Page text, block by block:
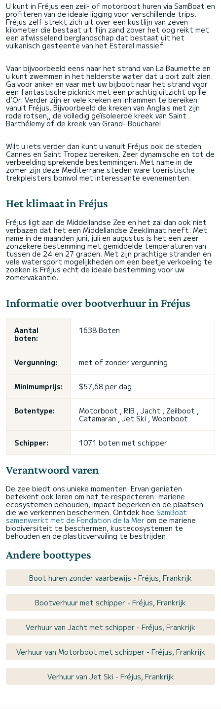
U kunt in Fréjus een zeil- of motorboot huren via SamBoat en
profiteren van de ideale ligging voor verschillende trips.
Fréjus zelf strekt zich uit over een kustlijn van zeven
kilometer die bestaat uit fijn zand zover het oog reikt met
een afwisselend berglandschap dat bestaat uit het
vulkanisch gesteente van het Esterel massief.
Vaar bijvoorbeeld eens naar het strand van La Baumette en
u kunt zwemmen in het helderste water dat u ooit zult zien.
Ga voor anker en vaar met uw bijboot naar het strand voor
een fantastische picknick met een prachtig uitzicht op Île
d’Or. Verder zijn er vele kreken en inhammen te bereiken
vanuit Fréjus. Bijvoorbeeld de kreken van Anglais met zijn
rode rotsen,, de volledig geïsoleerde kreek van Saint
Barthélemy of de kreek van Grand- Boucharel.
Wilt u iets verder dan kunt u vanuit Fréjus ook de steden
Cannes en Saint Tropez bereiken. Zeer dynamische en tot de
verbeelding sprekende bestemmingen. Met name in de
zomer zijn deze Mediterrane steden ware toeristische
trekpleisters bomvol met interessante evenementen.
Het klimaat in Fréjus
Fréjus ligt aan de Middellandse Zee en het zal dan ook niet
verbazen dat het een Middellandse Zeeklimaat heeft. Met
name in de maanden juni, juli en augustus is het een zeer
zonzekere bestemming met gemiddelde temperaturen van
tussen de 24 en 27 graden. Met zijn prachtige stranden en
vele watersport mogelijkheden om een beetje verkoeling te
zoeken is Fréjus echt de ideale bestemming voor uw
zomervakantie.
Informatie over bootverhuur in Fréjus
Aantal
boten:
1638 Boten
Vergunning: met of zonder vergunning
Minimumprijs: $57,68 per dag
Botentype:
Motorboot , RIB , Jacht , Zeilboot ,
Catamaran ,Jet Ski , Woonboot
Schipper: 1071 boten met schipper
Verantwoord varen
De zee biedt ons unieke momenten. Ervan genieten
betekent ook leren om het te respecteren: mariene
ecosystemen behouden, impact beperken en de plaatsen
die we verkennen beschermen. Ontdek hoe SamBoat
samenwerkt met de Fondation de la Mer om de mariene
biodiversiteit te beschermen, kustecosystemen te
behouden en de plasticvervuiling te bestrijden.
Andere boottypes
Boot huren zonder vaarbewijs - Fréjus, Frankrijk
Bootverhuur met schipper - Fréjus, Frankrijk
Verhuur van Jacht met schipper - Fréjus, Frankrijk
Verhuur van Motorboot met schipper - Fréjus, Frankrijk
Verhuur van Jet Ski - Fréjus, Frankrijk